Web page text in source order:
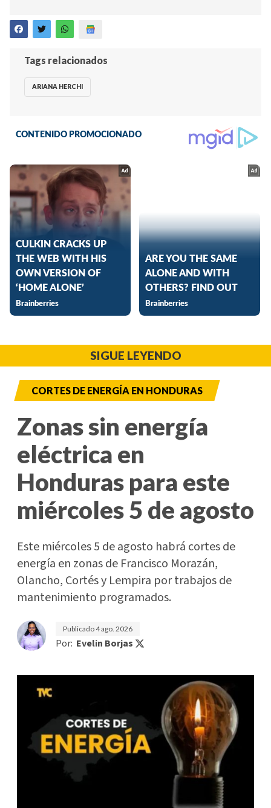
Tags relacionados
ARIANA HERCHI
SIGUE LEYENDO
CORTES DE ENERGÍA EN HONDURAS
Zonas sin energía
eléctrica en
Honduras para este
miércoles 5 de agosto
Este miércoles 5 de agosto habrá cortes de
energía en zonas de Francisco Morazán,
Olancho, Cortés y Lempira por trabajos de
mantenimiento programados.
Publicado4 ago. 2026
Por: Evelin Borjas